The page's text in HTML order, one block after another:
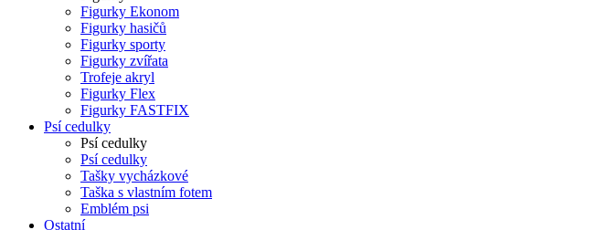
Figurky Ekonom
Figurky hasičů
Figurky sporty
Figurky zvířata
Trofeje akryl
Figurky Flex
Figurky FASTFIX
Psí cedulky
Psí cedulky
Psí cedulky
Tašky vycházkové
Taška s vlastním fotem
Emblém psi
Ostatní